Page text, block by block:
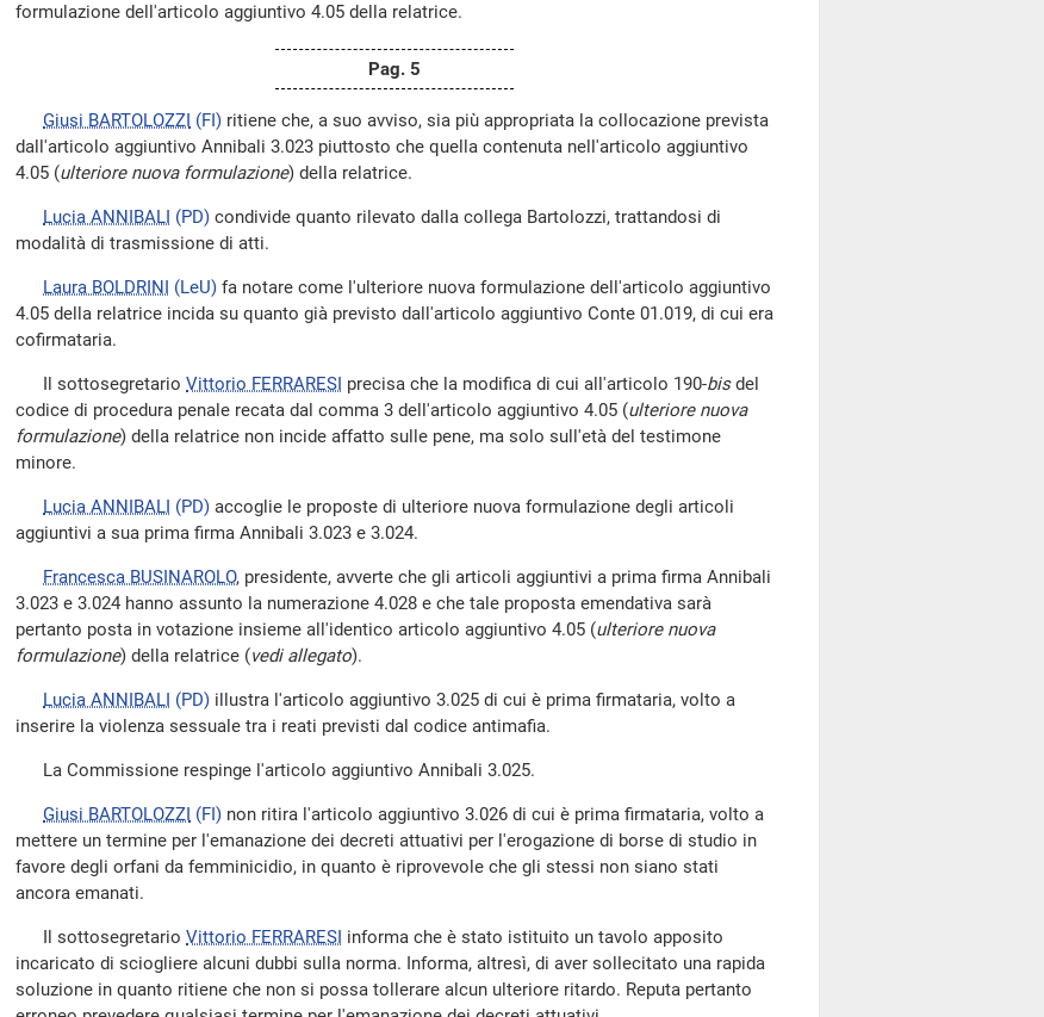
formulazione dell'articolo aggiuntivo 4.05 della relatrice.
Pag. 5
Giusi BARTOLOZZI (FI) ritiene che, a suo avviso, sia più appropriata la collocazione prevista
dall'articolo aggiuntivo Annibali 3.023 piuttosto che quella contenuta nell'articolo aggiuntivo
4.05 (ulteriore nuova formulazione) della relatrice.
Lucia ANNIBALI (PD) condivide quanto rilevato dalla collega Bartolozzi, trattandosi di
modalità di trasmissione di atti.
Laura BOLDRINI (LeU) fa notare come l'ulteriore nuova formulazione dell'articolo aggiuntivo
4.05 della relatrice incida su quanto già previsto dall'articolo aggiuntivo Conte 01.019, di cui era
cofirmataria.
Il sottosegretario Vittorio FERRARESI precisa che la modifica di cui all'articolo 190-bisdel
codice di procedura penale recata dal comma 3 dell'articolo aggiuntivo 4.05 (ulteriore nuova
formulazione) della relatrice non incide affatto sulle pene, ma solo sull'età del testimone
minore.
Lucia ANNIBALI (PD) accoglie le proposte di ulteriore nuova formulazione degli articoli
aggiuntivi a sua prima firma Annibali 3.023 e 3.024.
Francesca BUSINAROLO, presidente, avverte che gli articoli aggiuntivi a prima firma Annibali
3.023 e 3.024 hanno assunto la numerazione 4.028 e che tale proposta emendativa sarà
pertanto posta in votazione insieme all'identico articolo aggiuntivo 4.05 (ulteriore nuova
formulazione) della relatrice (vedi allegato).
Lucia ANNIBALI (PD) illustra l'articolo aggiuntivo 3.025 di cui è prima firmataria, volto a
inserire la violenza sessuale tra i reati previsti dal codice antimafia.
La Commissione respinge l'articolo aggiuntivo Annibali 3.025.
Giusi BARTOLOZZI (FI) non ritira l'articolo aggiuntivo 3.026 di cui è prima firmataria, volto a
mettere un termine per l'emanazione dei decreti attuativi per l'erogazione di borse di studio in
favore degli orfani da femminicidio, in quanto è riprovevole che gli stessi non siano stati
ancora emanati.
Il sottosegretario Vittorio FERRARESI informa che è stato istituito un tavolo apposito
incaricato di sciogliere alcuni dubbi sulla norma. Informa, altresì, di aver sollecitato una rapida
soluzione in quanto ritiene che non si possa tollerare alcun ulteriore ritardo. Reputa pertanto